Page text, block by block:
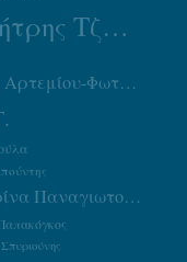
Δημήτρης Τζουμάκας
Ελένη Αρτεμίου-Φωτιάδου
Κατερίνα Παναγιωτοπούλου